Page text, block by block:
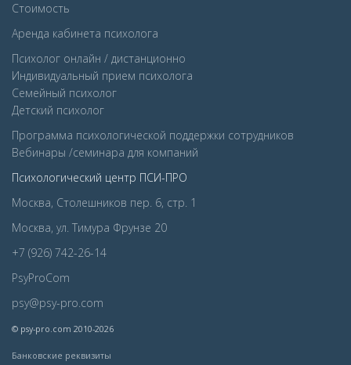
Стоимость
Аренда кабинета психолога
Психолог онлайн / дистанционно
Индивидуальный прием психолога
Семейный психолог
Детcкий психолог
Программа психологической поддержки сотрудников
Вебинары /семинара для компаний
Психологический центр ПСИ-ПРО
Москва, Столешников пер. 6, стр. 1
Москва, ул. Тимура Фрунзе 20
+7 (926) 742-26-14
PsyProCom
psy@psy-pro.com
© psy-pro.com 2010-2026
Банковские реквизиты